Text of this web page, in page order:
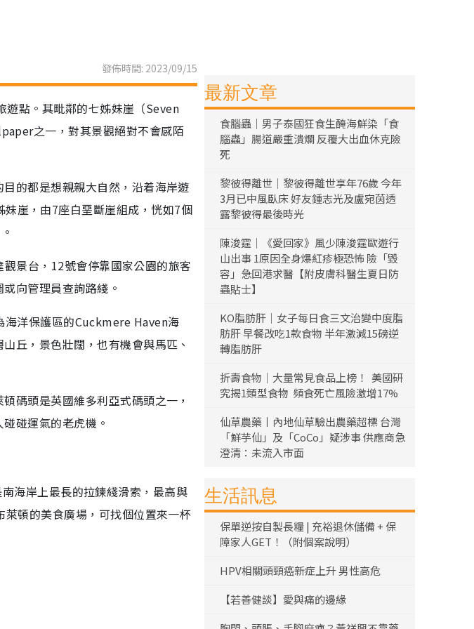
發佈時間: 2023/09/15
點。其毗鄰的七姊妹崖（Seven
之一，對其景觀絕對不會感陌
的都是想親親大自然，沿着海岸遊
崖，由7座白堊斷崖組成，恍如7個
景台，12號會停靠國家公園的旅客
向管理員查詢路綫。
洋保護區的Cuckmere Haven海
丘，景色壯闊，也有機會與馬匹、
碼頭是英國維多利亞式碼頭之一，
碰運氣的老虎機。
海岸上最長的拉鍊綫滑索，最高與
頓的美食廣場，可找個位置來一杯
最新文章
食腦蟲｜男子泰國狂食生醃海鮮染「食
腦蟲」腸道嚴重潰爛 反覆大出血休克險
死
黎彼得離世｜黎彼得離世享年76歲 今年
3月已中風臥床 好友鍾志光及盧宛茵透
露黎彼得最後時光
陳浚霆｜《愛回家》風少陳浚霆歐遊行
山出事 1原因全身爆紅疹極恐怖 險「毀
容」急回港求醫【附皮膚科醫生夏日防
蟲貼士】
KO脂肪肝｜女子每日食三文治變中度脂
肪肝 早餐改吃1款食物 半年激減15磅逆
轉脂肪肝
折壽食物｜大量常見食品上榜！ 美國研
究揭1類型食物 頻食死亡風險激增17%
仙草農藥丨內地仙草驗出農藥超標 台灣
「鮮芋仙」及「CoCo」疑涉事 供應商急
澄清：未流入市面
生活訊息
保單逆按自製長糧 | 充裕退休儲備 + 保
障家人GET！（附個案說明）
HPV相關頭頸癌新症上升 男性高危
【若善健談】愛與痛的邊緣